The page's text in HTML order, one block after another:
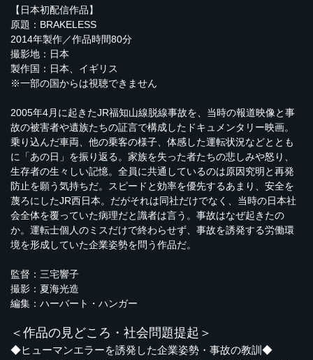
【日本初配信作品】
原題：BRAKELESS
2014年製作／作品時間80分
撮影地：日本
製作国：日本、イギリス
※一部の国からは視聴できません
2005年4月に起きたJR福知山線脱線事故を、当時の報道映像と事
故の被害者や遺族たちの証言で構成したドキュメンタリー映画。
乗り込んだ車両、他の乗客の様子、体感した運転状況などととも
に「あの日」を振り返る。家族を失った者たちの悲しみや怒り、
生存者の生々しい記憶。全員に共通しているのは原因究明と再発
防止を願う気持ちだ。スピードと効率を優先するあまり、安全を
蔑ろにしたJR西日本。だがそれは同社だけでなく、当時の日本社
会全体を覆っていた病理だと識者は言う。事故はなぜ起きたの
か。運転士個人のミスだけで終わらせず、事故を誘発する労働環
境を形成していた企業姿勢を問う作品だ。
監督：三宅響子
撮影：夏海光造
編集：ハーバート・ハンガー
＜作品の見どころ・社会問題提起＞
◆ヒューマンエラーを誘発した企業姿勢・事故の教訓◆